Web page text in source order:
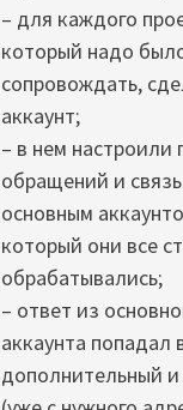
– для каждого
который надо
сопровождать,
аккаунт;
– в нем настроили
обращений и
основным
который они все
обрабатывались;
– ответ из
аккаунта попадал
дополнительный и